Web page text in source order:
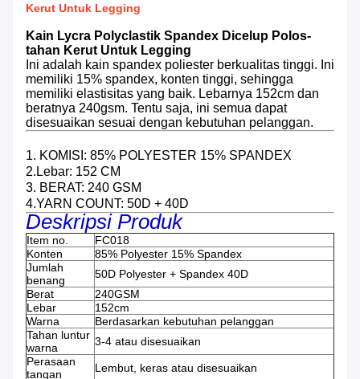
Kerut Untuk Legging
Kain Lycra Polyclastik Spandex Dicelup Polos-
tahan Kerut Untuk Legging
Ini adalah kain spandex poliester berkualitas tinggi. Ini
memiliki 15% spandex, konten tinggi, sehingga
memiliki elastisitas yang baik. Lebarnya 152cm dan
beratnya 240gsm. Tentu saja, ini semua dapat
disesuaikan sesuai dengan kebutuhan pelanggan.
1. KOMISI: 85% POLYESTER 15% SPANDEX
2.Lebar: 152 CM
3. BERAT: 240 GSM
4.YARN COUNT: 50D + 40D
Deskripsi Produk
Item no.
FC018
Konten
85% Polyester 15% Spandex
Jumlah
benang
50D Polyester + Spandex 40D
Berat
240GSM
Lebar
152cm
Warna
Berdasarkan kebutuhan pelanggan
Tahan luntur
warna
3-4 atau disesuaikan
Perasaan
tangan
Lembut, keras atau disesuaikan